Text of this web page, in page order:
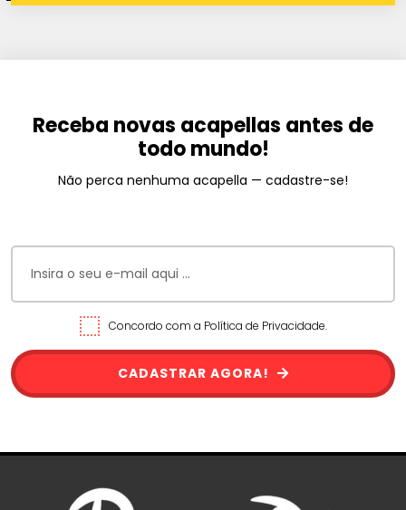
Receba novas acapellas antes de
todo mundo!
Não perca nenhuma acapella — cadastre-se!
Concordo com a Política de Privacidade.
CADASTRAR AGORA!